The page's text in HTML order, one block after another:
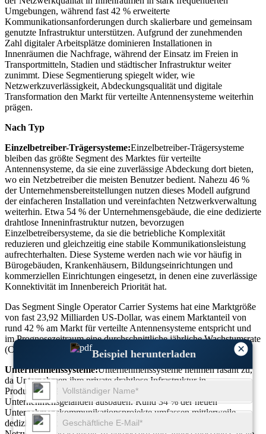
×
Beispiel herunterladen
Umgebungen, während fast 42 % erweiterte
Kommunikationsanforderungen durch skalierbare und gemeinsam
genutzte Infrastruktur unterstützen. Aufgrund der zunehmenden
Zahl digitaler Arbeitsplätze dominieren Installationen in
Innenräumen die Nachfrage, während der Einsatz im Freien in
Transportmitteln, Stadien und städtischer Infrastruktur weiter
zunimmt. Diese Segmentierung spiegelt wider, wie
Netzwerkzuverlässigkeit, Abdeckungsqualität und digitale
Transformation den Markt für verteilte Antennensysteme weiterhin
prägen.
Nach Typ
Einzelbetreiber-Trägersysteme:Einzelbetreiber-Trägersysteme
bleiben das größte Segment des Marktes für verteilte
Antennensysteme, da sie eine zuverlässige Abdeckung dort bieten,
wo ein Netzbetreiber die meisten Benutzer bedient. Nahezu 46 %
der Unternehmensbereitstellungen nutzen dieses Modell aufgrund
der einfacheren Installation und vereinfachten Netzwerkverwaltung
weiterhin. Etwa 54 % der Unternehmensgebäude, die eine dedizierte
drahtlose Inneninfrastruktur nutzen, bevorzugen
Einzelbetreibersysteme, da sie die betriebliche Komplexität
reduzieren und gleichzeitig eine stabile Kommunikationsleistung
aufrechterhalten. Diese Systeme werden nach wie vor häufig in
Bürogebäuden, Krankenhäusern, Bildungseinrichtungen und
kommerziellen Einrichtungen eingesetzt, in denen eine zuverlässige
Konnektivität im Innenbereich Priorität hat.
Das Segment Single Operator Carrier Systems hat eine Marktgröße
von fast 23,92 Milliarden US-Dollar, was einem Marktanteil von
rund 42 % am Markt für verteilte Antennensysteme entspricht und
im Prognosezeitraum eine durchschnittliche jährliche Wachstumsrate
(CAGR) von 14,35 % erzielte.
Unternehmenssysteme:Unternehmenssysteme nehmen rasant zu,
da Unternehmen ihre private drahtlose Infrastruktur in
Produktionsstätten, Logistikzentren, Flughäfen und großen
Unternehmensgeländen ausbauen. Rund 34 % der neuen
Unternehmenskommunikationsprojekte umfassen mittlerweile
dedizierte verteilte Antennenlösungen, um die